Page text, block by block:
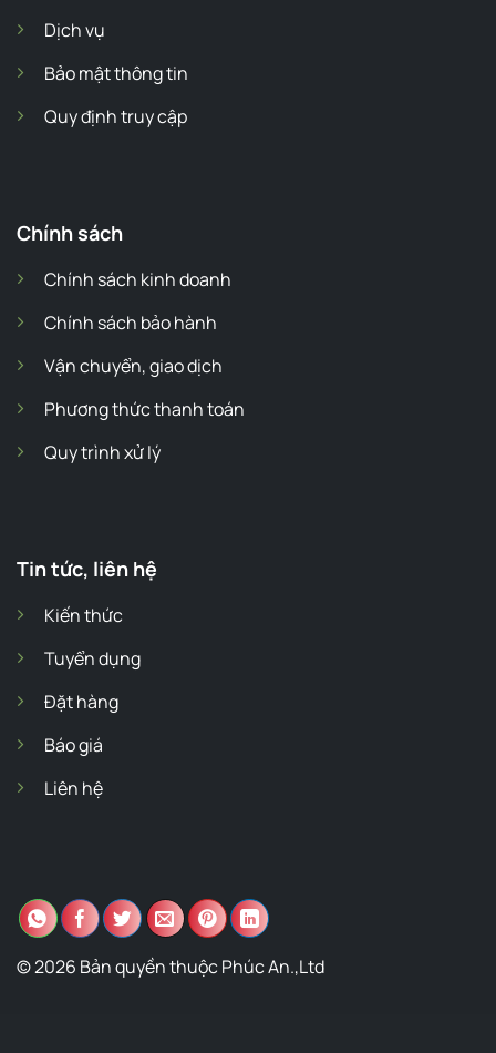
Dịch vụ
Bảo mật thông tin
Quy định truy cập
Chính sách
Chính sách kinh doanh
Chính sách bảo hành
Vận chuyển, giao dịch
Phương thức thanh toán
Quy trình xử lý
Tin tức, liên hệ
Kiến thức
Tuyển dụng
Đặt hàng
Báo giá
Liên hệ
© 2026 Bản quyền thuộc Phúc An.,Ltd